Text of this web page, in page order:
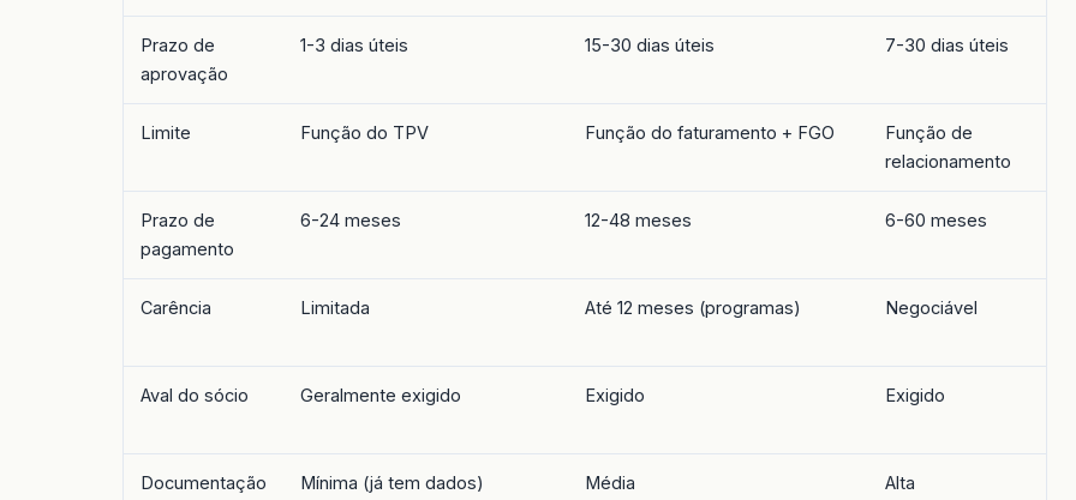
Prazo de
aprovação
1-3 dias úteis 15-30 dias úteis 7-30 dias úteis
Limite Função do TPV Função do faturamento + FGO
Função de
relacionamento
Prazo de
pagamento
6-24 meses 12-48 meses 6-60 meses
Carência Limitada Até 12 meses (programas) Negociável
Aval do sócio Geralmente exigido Exigido Exigido
Documentação Mínima (já tem dados) Média Alta